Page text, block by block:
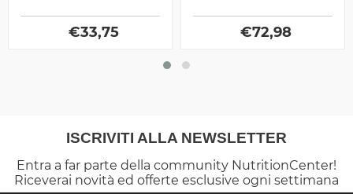
latte e Caseine, prodotto
dalla Gaspari...
€33,75
muscolare prodotti dalla
Alri
€72,98
ISCRIVITI ALLA NEWSLETTER
Entra a far parte della community NutritionCenter!
Riceverai novità ed offerte esclusive ogni settimana